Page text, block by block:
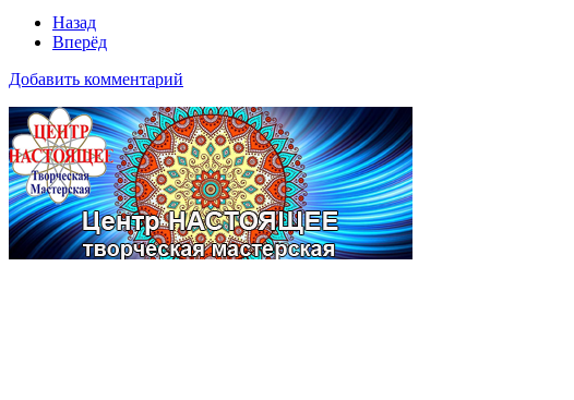
Назад
Вперёд
Добавить комментарий